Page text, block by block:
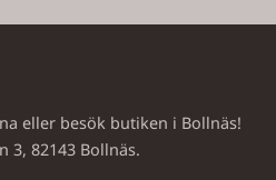
eller besök butiken i Bollnäs!
3, 82143 Bollnäs.